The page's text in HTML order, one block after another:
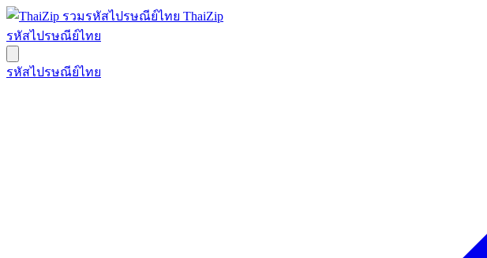
ThaiZip
รหัสไปรษณีย์ไทย
รหัสไปรษณีย์ไทย